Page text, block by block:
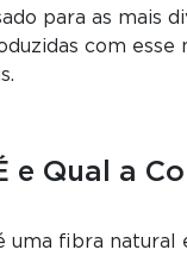
para as mais
com
e Qual a
uma fibra natural